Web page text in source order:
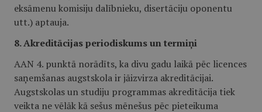
eksāmenu komisiju dalībnieku, disertāciju oponentu
utt.) aptauja.
8. Akreditācijas periodiskums un termiņi
AAN 4. punktā norādīts, ka divu gadu laikā pēc licences
saņemšanas augstskola ir jāizvirza akreditācijai.
Augstskolas un studiju programmas akreditācija tiek
veikta ne vēlāk kā sešus mēnešus pēc pieteikuma